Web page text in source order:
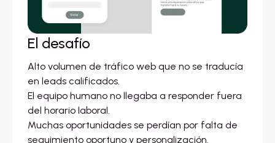
El desafío
Alto volumen de tráfico web que no se traducía
en leads calificados.
El equipo humano no llegaba a responder fuera
del horario laboral.
Muchas oportunidades se perdían por falta de
seguimiento oportuno y personalización.